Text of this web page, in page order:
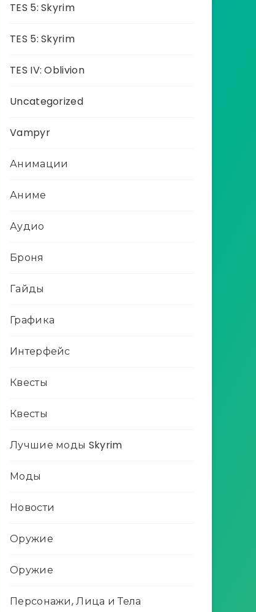
TES 5: Skyrim
TES 5: Skyrim
TES IV: Oblivion
Uncategorized
Vampyr
Анимации
Аниме
Аудио
Броня
Гайды
Графика
Интерфейс
Квесты
Квесты
Лучшие моды Skyrim
Моды
Новости
Оружие
Оружие
Персонажи, Лица и Тела